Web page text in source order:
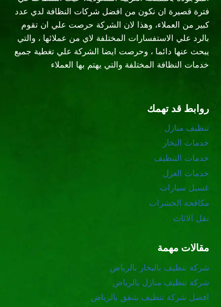
فترة قصيرة ان نكون من افضل شركات النظافة لدي عدد
كبير من العملاء، وهذا لان الشركة حرصت علي ان تقوم
بالرد علي الاستفسارات المختلفة لاي من عملائها ، والتي
يبحث عنها دائما ، وحرصت ايضا الشركة علي تغطية جميع
خدمات النظافة المختلفة والتي يهتم بها العملاء
روابط قد تهمك
تنظيف منازل
خدمات البخار
خدمات التنظيف
خدمات العزل
غسيل سيارات
مكافحة الحشرات
نقل الاثاث
مقالات مهمة
شركة تنظيف بالبخار بالرياض
شركة تنظيف منازل بالرياض
افضل شركة تنظيف شقق بالرياض